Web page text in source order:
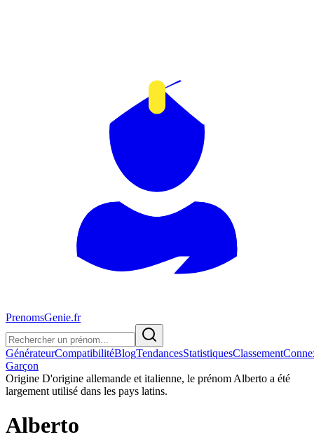
PrenomsGenie.fr
GénérateurCompatibilitéBlogTendancesStatistiquesClassement
Garçon
Origine D'origine allemande et italienne, le prénom Alberto a été
largement utilisé dans les pays latins.
Alberto